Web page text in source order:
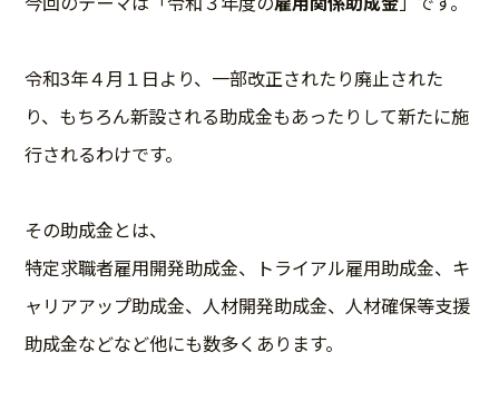
令和3年４月１日より、一部改正されたり廃止された
り、もちろん新設される助成金もあったりして新たに施
行されるわけです。
その助成金とは、
特定求職者雇用開発助成金、トライアル雇用助成金、キ
ャリアアップ助成金、人材開発助成金、人材確保等支援
助成金などなど他にも数多くあります。